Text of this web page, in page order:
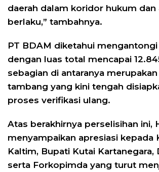
daerah dalam koridor hukum dan
berlaku,” tambahnya.
PT BDAM diketahui mengantongi
dengan luas total mencapai
sebagian di antaranya
tambang yang kini tengah
proses verifikasi ulang.
Atas berakhirnya perselisihan ini,
menyampaikan apresiasi kepada
Kaltim, Bupati Kutai Kartanegara,
serta Forkopimda yang turut